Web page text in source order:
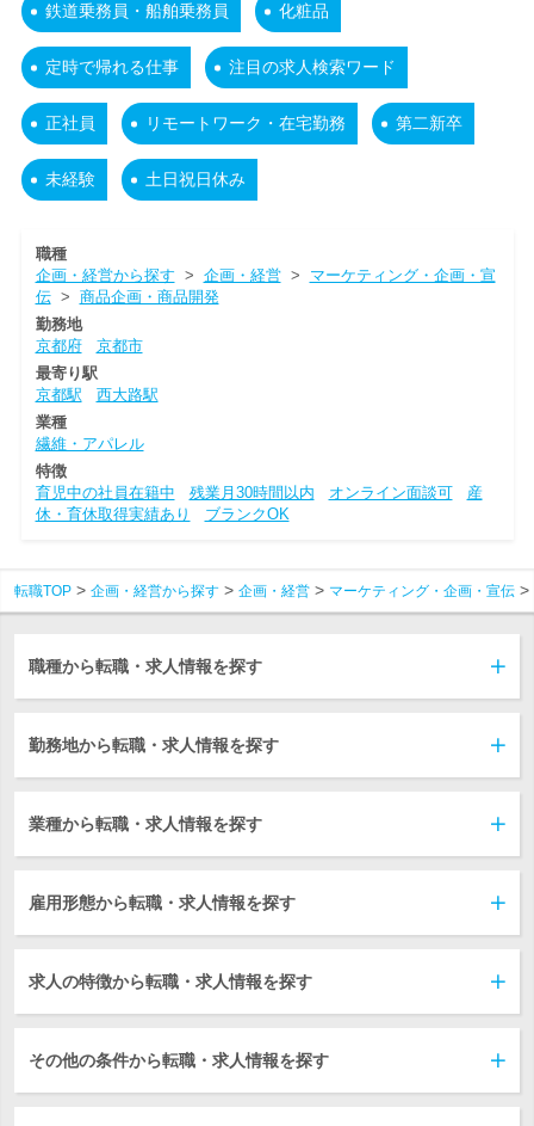
鉄道乗務員・船舶乗務員 化粧品
定時で帰れる仕事 注目の求人検索ワード
正社員 リモートワーク・在宅勤務 第二新卒
未経験 土日祝日休み
職種
企画・経営から探す > 企画・経営> マーケティング・企画・宣
伝> 商品企画・商品開発
勤務地
京都府
京都市
最寄り駅
京都駅
西大路駅
業種
繊維・アパレル
特徴
育児中の社員在籍中
残業月30時間以内 オンライン面談可
産
休・育休取得実績あり
ブランクOK
転職TOP 企画・経営から探す 企画・経営 マーケティング・企画・宣伝
職種から転職・求人情報を探す
勤務地から転職・求人情報を探す
業種から転職・求人情報を探す
雇用形態から転職・求人情報を探す
求人の特徴から転職・求人情報を探す
その他の条件から転職・求人情報を探す